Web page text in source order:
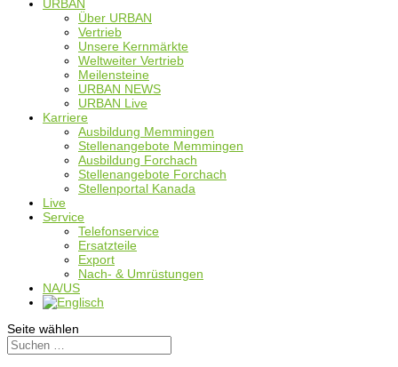
URBAN
Über URBAN
Vertrieb
Unsere Kernmärkte
Weltweiter Vertrieb
Meilensteine
URBAN NEWS
URBAN Live
Karriere
Ausbildung Memmingen
Stellenangebote Memmingen
Ausbildung Forchach
Stellenangebote Forchach
Stellenportal Kanada
Live
Service
Telefonservice
Ersatzteile
Export
Nach- & Umrüstungen
NA/US
Seite wählen